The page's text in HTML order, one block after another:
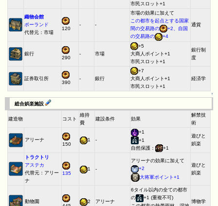
市民スロット+1
織物会館
ポーランド
代替元：市場
120
- -
市場の効果に加えて
この都市を起点とする国家
間の交易路の
+2、自国
の交易路の
+4
通貨
銀行
290
- 市場
+5
大商人ポイント+1
市民スロット+1
銀行制
度
証券取引所
390
- 銀行
+7
大商人ポイント+1
市民スロット+1
経済学
↑
総合娯楽施設
建造物 コスト
維持
費
建設条件 効果
解禁技
術
アリーナ
150
1 -
+1
+1
自然保護：
+1
遊びと
娯楽
トラクトリ
アステカ
代替元：アリー
ナ
135
1 -
アリーナの効果に加えて
+2
大将軍ポイント+1
遊びと
娯楽
動物園 2 アリーナ
6タイル以内の全ての都市
の
+1 (重複不可)
博物学